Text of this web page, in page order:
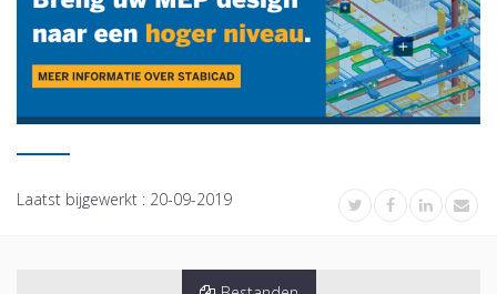
Laatst bijgewerkt : 20-09-2019